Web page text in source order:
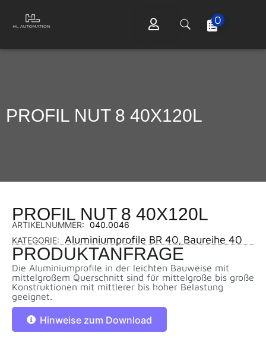
0
PROFIL NUT 8 40X120L
PROFIL NUT 8 40X120L
ARTIKELNUMMER: 040.0046
KATEGORIE:
Aluminiumprofile BR 40, Baureihe 40
PRODUKTANFRAGE
Die Aluminiumprofile in der leichten Bauweise mit
mittelgroßem Querschnitt sind für mittelgroße bis große
Konstruktionen mit mittlerer bis hoher Belastung
geeignet.
Hinweise zum Download